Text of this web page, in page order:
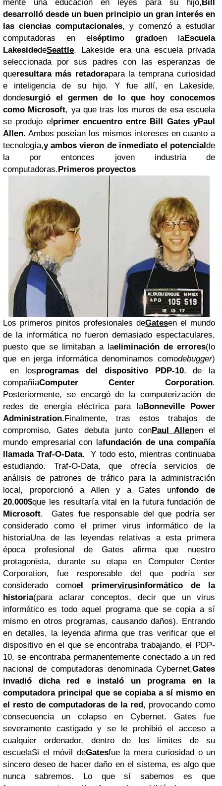
mente una educación en leyes para su hijo,Bill
desarrolló desde un buen principio un gran interés en
las ciencias computacionales, y comenzó a estudiar
computadoras en elséptimo gradoen laEscuela
LakesidedeSeattle. Lakeside era una escuela privada
seleccionada por sus padres con las esperanzas de
queresultara más retadorapara la temprana curiosidad
e inteligencia de su hijo. Y fue allí, en Lakeside,
dondesurgió el germen de lo que hoy conocemos
como Microsoft, ya que tras los muros de esa escuela
se produjo elprimer encuentro entre Bill Gates yPaul
Allen. Ambos poseían los mismos intereses en cuanto a
tecnología,y ambos vieron de inmediato el potencialde
la por entonces joven industria de
computadoras.Primeros proyectos
Los primeros pinitos profesionales deGatesen el mundo
de la informática no fueron demasiado espectaculares,
puesto que se limitaban a laeliminación de errores(lo
que en jerga informática denominamos comodebugger)
en losprogramas del dispositivo PDP-10, de la
compañíaComputer Center Corporation.
Posteriormente, se encargó de la computerización de
redes de energía eléctrica para laBonneville Power
Administration.Finalmente, tras estos trabajos de
compromiso, Gates debuta junto conPaul Allenen el
mundo empresarial con lafundación de una compañía
llamada Traf-O-Data. Y todo esto, mientras continuaba
estudiando. Traf-O-Data, que ofrecía servicios de
análisis de patrones de tráfico para la administración
local, proporcionó a Allen y a Gates unfondo de
20.000$que les resultaría vital en la futura fundación de
Microsoft. Gates fue responsable del que podría ser
considerado como el primer virus informático de la
historiaUna de las leyendas relativas a esta primera
época profesional de Gates afirma que nuestro
protagonista, durante su etapa en Computer Center
Corporation, fue responsable del que podría ser
considerado comoel primervirusinformático de la
historia(para aclarar conceptos, decir que un virus
informático es todo aquel programa que se copia a sí
mismo en otros programas, causando daños). Entrando
en detalles, la leyenda afirma que tras verificar que el
dispositivo en el que se encontraba trabajando, el PDP-
10, se encontraba permanentemente conectado a un red
nacional de computadoras denominada Cybernet,Gates
invadió dicha red e instaló un programa en la
computadora principal que se copiaba a sí mismo en
el resto de computadoras de la red, provocando como
consecuencia un colapso en Cybernet. Gates fue
severamente castigado y se le prohibió el acceso a
cualquier ordenador, dentro de los límites de su
escuelaSi el móvil deGatesfue la mera curiosidad o un
sincero deseo de hacer daño en el sistema, es algo que
nunca sabremos. Lo que sí sabemos es que